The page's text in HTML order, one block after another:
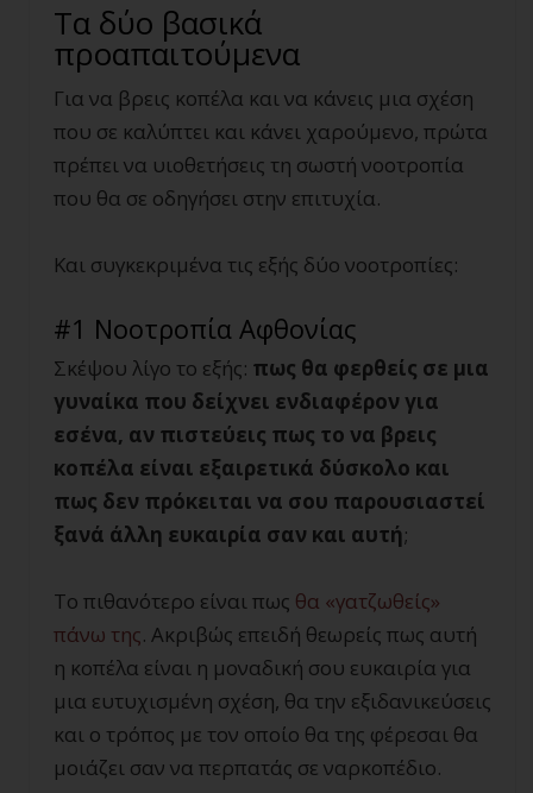
Τα δύο βασικά
προαπαιτούμενα
Για να βρεις κοπέλα και να κάνεις μια σχέση
που σε καλύπτει και κάνει χαρούμενο, πρώτα
πρέπει να υιοθετήσεις τη σωστή νοοτροπία
που θα σε οδηγήσει στην επιτυχία.
Και συγκεκριμένα τις εξής δύο νοοτροπίες:
#1 Νοοτροπία Αφθονίας
Σκέψου λίγο το εξής: πως θα φερθείς σε μια
γυναίκα που δείχνει ενδιαφέρον για
εσένα, αν πιστεύεις πως το να βρεις
κοπέλα είναι εξαιρετικά δύσκολο και
πως δεν πρόκειται να σου παρουσιαστεί
ξανά άλλη ευκαιρία σαν και αυτή;
Το πιθανότερο είναι πως θα «γατζωθείς»
πάνω της. Ακριβώς επειδή θεωρείς πως αυτή
η κοπέλα είναι η μοναδική σου ευκαιρία για
μια ευτυχισμένη σχέση, θα την εξιδανικεύσεις
και ο τρόπος με τον οποίο θα της φέρεσαι θα
μοιάζει σαν να περπατάς σε ναρκοπέδιο.